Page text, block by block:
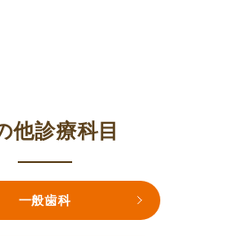
他診療科目
一般歯科